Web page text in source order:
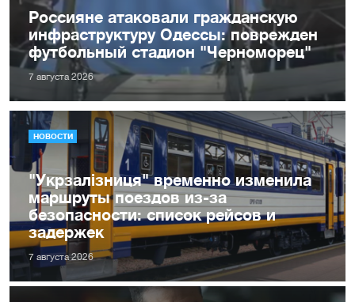
Россияне атаковали гражданскую
инфраструктуру Одессы: поврежден
футбольный стадион "Черноморец"
7 августа 2026
НОВОСТИ
"Укрзалізниця" временно изменила
маршруты поездов из-за
безопасности: список рейсов и
задержек
7 августа 2026